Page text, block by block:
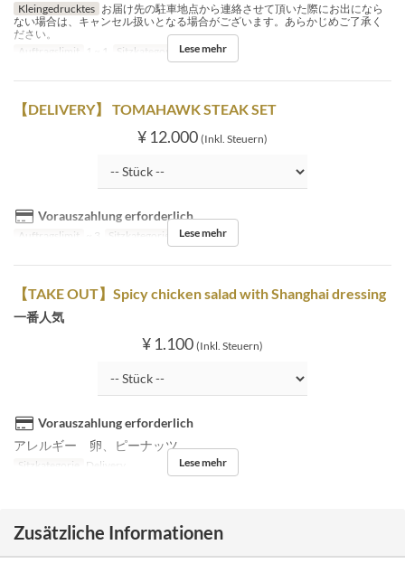
Kleingedrucktes お届け先の駐車地点から連絡させて頂いた際にお出になら
ない場合は、キャンセル扱いとなる場合がございます。あらかじめご了承く
ださい。
Auftragslimit
1 ~ 1 Sitzkategorie Delivery
Lese mehr
【DELIVERY】 TOMAHAWK STEAK SET
¥ 12.000 (Inkl. Steuern)
Vorauszahlung erforderlich
Auftragslimit ~ 3 Sitzkategorie Delivery
Lese mehr
【TAKE OUT】Spicy chicken salad with Shanghai dressing
一番人気
¥ 1.100 (Inkl. Steuern)
Vorauszahlung erforderlich
アレルギー 卵、ピーナッツ
Sitzkategorie Delivery Lese mehr
Zusätzliche Informationen